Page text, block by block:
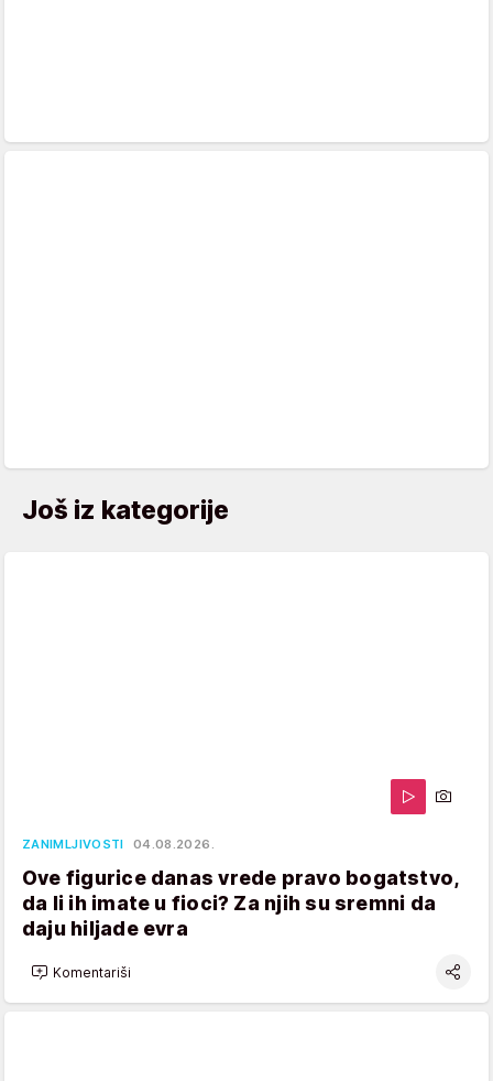
Još iz kategorije
ZANIMLJIVOSTI 04.08.2026.
Ove figurice danas vrede pravo bogatstvo,
da li ih imate u fioci? Za njih su sremni da
daju hiljade evra
Komentariši